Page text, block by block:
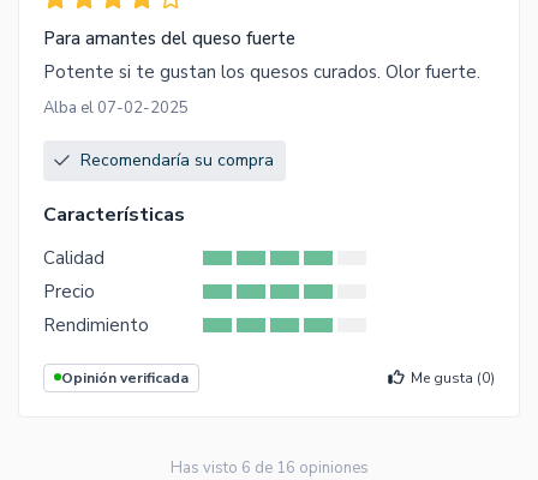
Para amantes del queso fuerte
Potente si te gustan los quesos curados. Olor fuerte.
Alba el 07-02-2025
Recomendaría su compra
Características
Calidad
Precio
Rendimiento
Opinión verificada Me gusta (0)
Has visto 6 de 16 opiniones